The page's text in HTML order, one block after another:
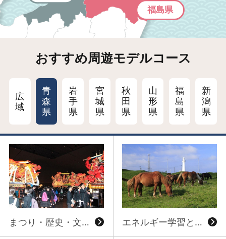
福島県
おすすめ周遊モデルコース
広
域
青
森
県
岩
手
県
宮
城
県
秋
田
県
山
形
県
福
島
県
新
潟
県
まつり・歴史・文化・芸術を体験する エネルギー学習と自然・芸術に触れる